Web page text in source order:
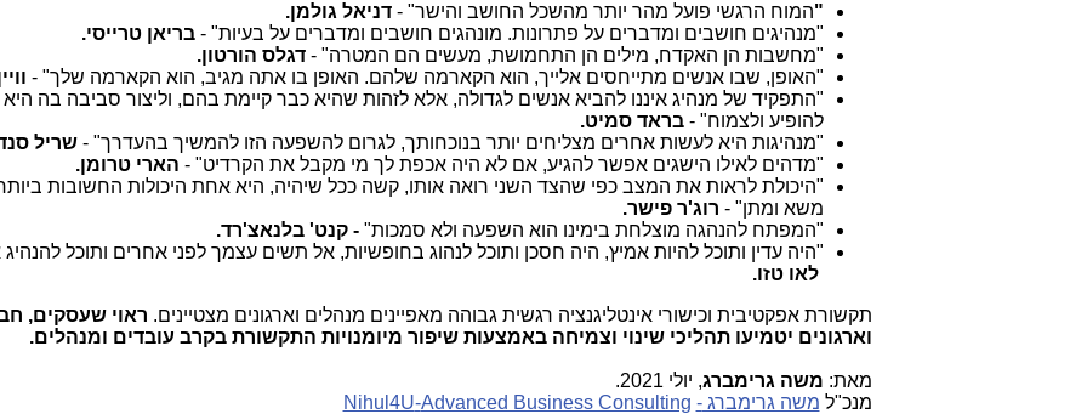
"המוח הרגשי פועל מהר יותר מהשכל החושב והישר" -דניאל גולמן.
"מנהיגים חושבים ומדברים על פתרונות. מונהגים חושבים ומדברים על בעיות" -בריאן טרייסי.
"מחשבות הן האקדח, מילים הן התחמושת, מעשים הם המטרה" -דגלס הורטון.
"האופן, שבו אנשים מתייחסים אלייך, הוא הקארמה שלהם. האופן בו אתה מגיב, הוא הקארמה שלך" -
"התפקיד של מנהיג איננו להביא אנשים לגדולה, אלא לזהות שהיא כבר קיימת בהם, וליצור סביבה בה היא
להופיע ולצמוח"
-בראד סמיט.
"מנהיגות היא לעשות אחרים מצליחים יותר בנוכחותך, לגרום להשפעה הזו להמשיך בהעדרך" -שריל
"מדהים לאילו הישגים אפשר להגיע, אם לא היה אכפת לך מי מקבל את הקרדיט" - הארי טרומן.
"היכולת לראות את המצב כפי שהצד השני רואה אותו, קשה ככל שיהיה, היא אחת היכולות החשובות
משא ומתן" - רוג'ר פישר.
"המפתח להנהגה מוצלחת בימינו הוא השפעה ולא סמכות"- קנט' בלנאצ'רד.
"היה עדין ותוכל להיות אמיץ, היה חסכן ותוכל לנהוג בחופשיות, אל תשים עצמך לפני אחרים ותוכל
לאו טזו.
תקשורת אפקטיבית וכישורי אינטליגנציה רגשית גבוהה מאפיינים מנהלים וארגונים מצטיינים. ראוי שעסקים,
וארגונים יטמיעו תהליכי שינוי וצמיחה באמצעות שיפור מיומנויות התקשורת בקרב עובדים ומנהלים.
מאת: משה גרימברג, יולי 2021.
מנכ"ל משה גרימברג-
Advanced Business Consulting
-Nihul4U